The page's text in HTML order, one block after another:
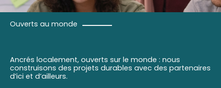
Ouverts au monde
Ancrés localement, ouverts sur le monde : nous
construisons des projets durables avec des partenaires
d’ici et d’ailleurs.